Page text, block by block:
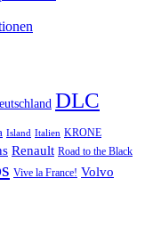
DLC
Island Italien KRONE
Renault Road to the Black
Vive la France! Volvo